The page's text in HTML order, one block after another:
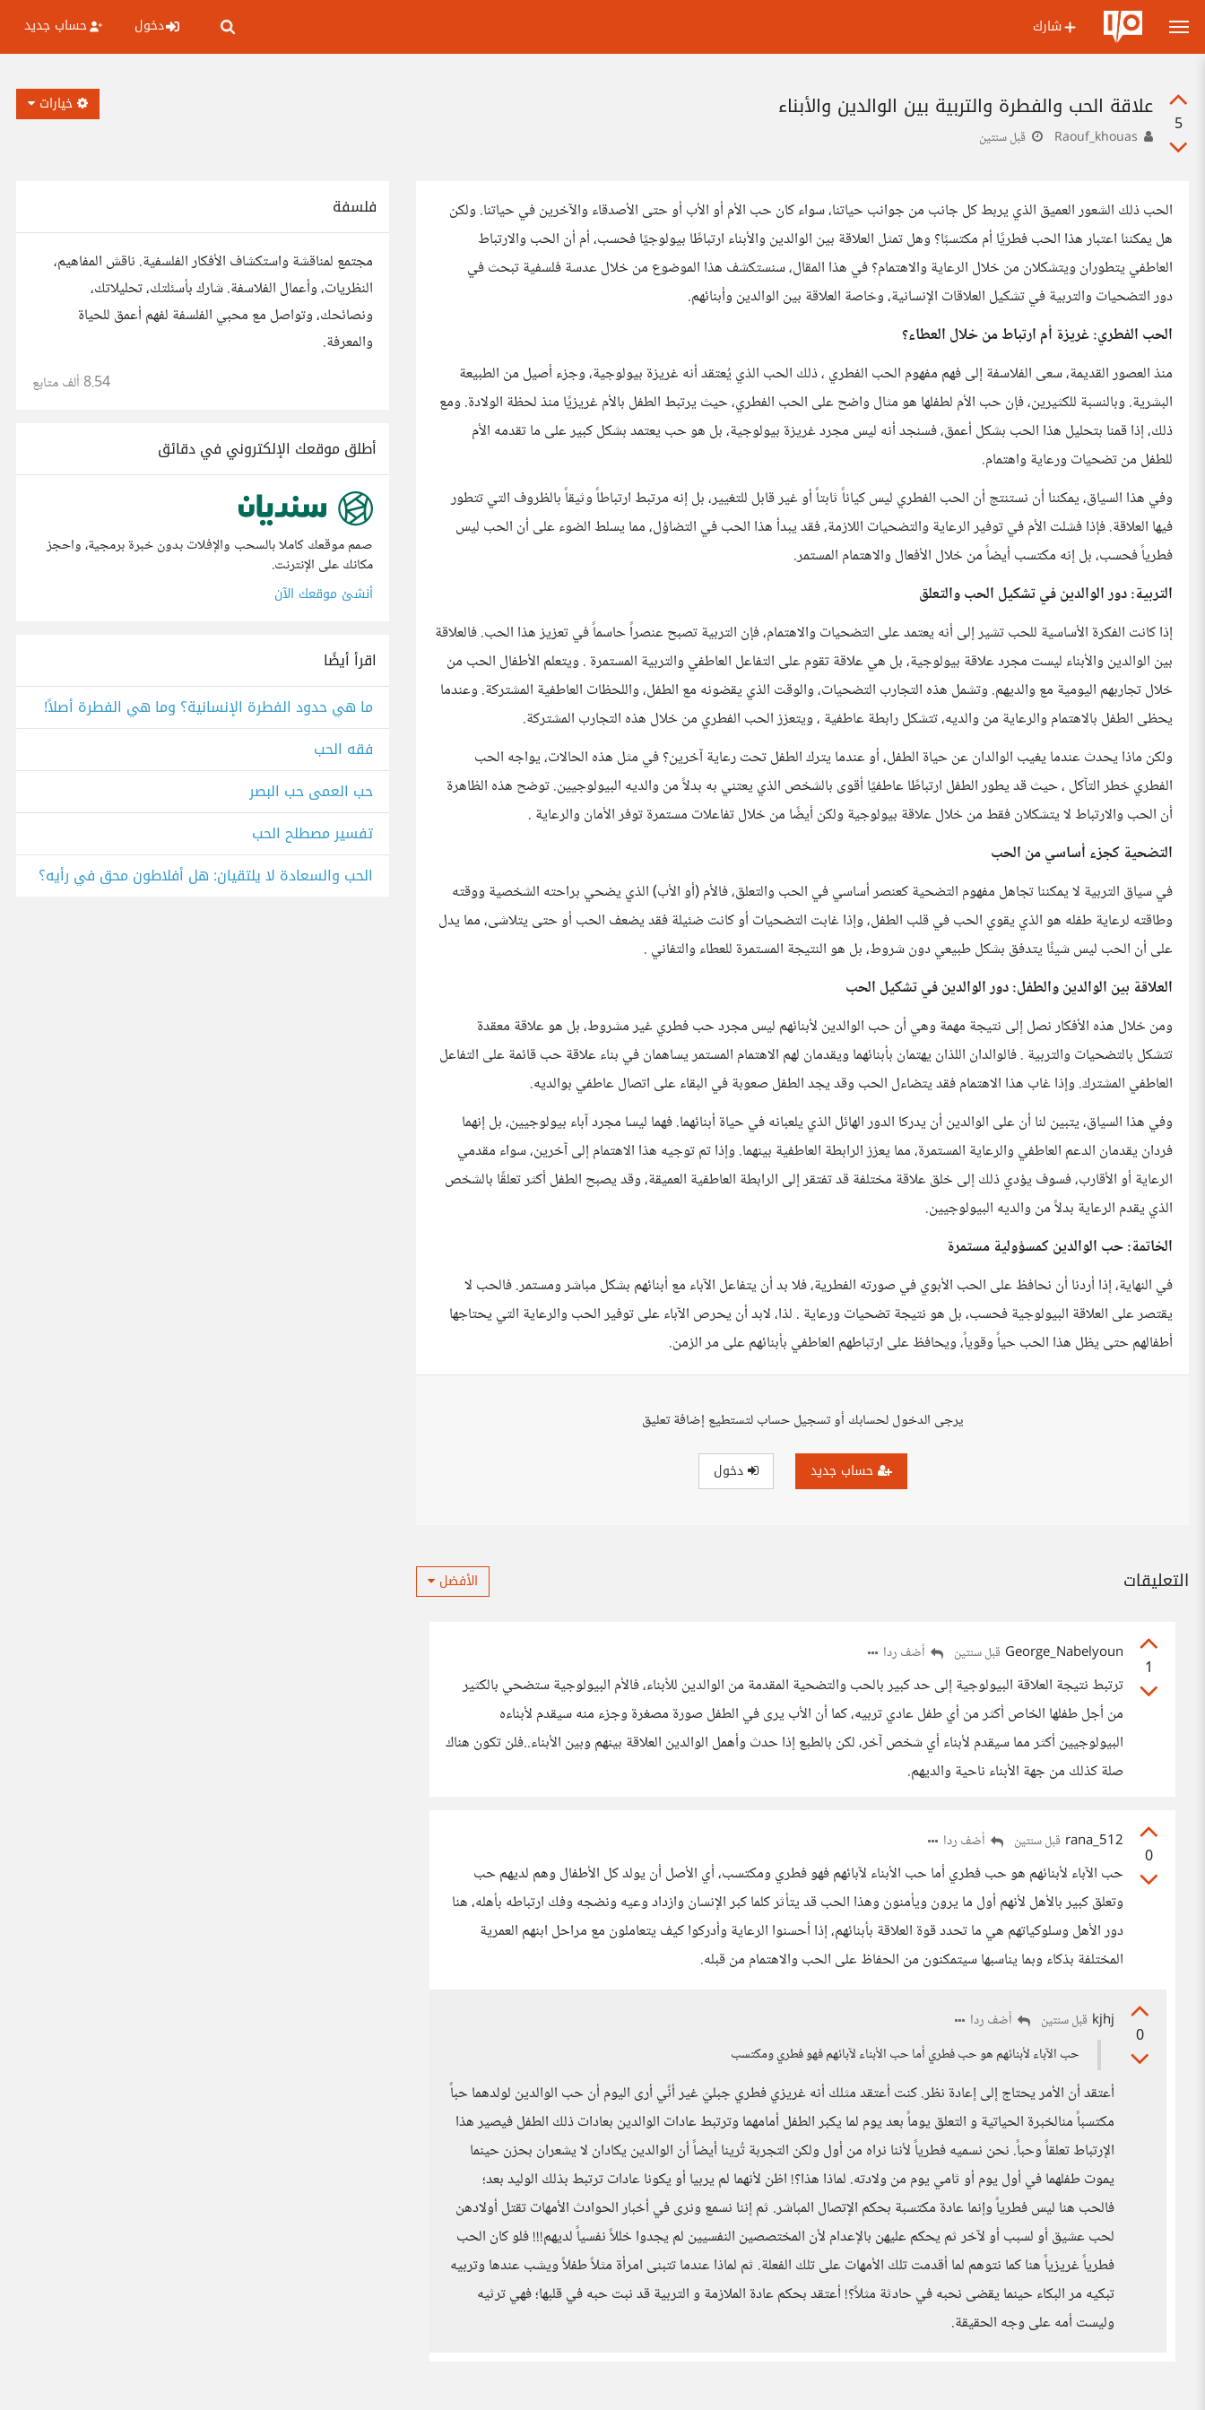
شارك دخول حساب جديد
5
علاقة الحب والفطرة والتربية بين الوالدين والأبناء
قبل سنتين
خيارات
الحب ذلك الشعور العميق الذي يربط كل جانب من جوانب حياتنا، سواء كان حب الأم أو الأب أو حتى الأصدقاء والآخرين في حياتنا. ولكن
هل يمكننا اعتبار هذا الحب فطريًا أم مكتسبًا؟ وهل تمثل العلاقة بين الوالدين والأبناء ارتباطًا بيولوجيًا فحسب، أم أن الحب والارتباط
العاطفي يتطوران ويتشكلان من خلال الرعاية والاهتمام؟ في هذا المقال، سنستكشف هذا الموضوع من خلال عدسة فلسفية تبحث في
دور التضحيات والتربية في تشكيل العلاقات الإنسانية، وخاصة العلاقة بين الوالدين وأبنائهم.
الحب الفطري: غريزة أم ارتباط من خلال العطاء؟
منذ العصور القديمة، سعى الفلاسفة إلى فهم مفهوم الحب الفطري ، ذلك الحب الذي يُعتقد أنه غريزة بيولوجية، وجزء أصيل من الطبيعة
البشرية. وبالنسبة للكثيرين، فإن حب الأم لطفلها هو مثال واضح على الحب الفطري، حيث يرتبط الطفل بالأم غريزيًا منذ لحظة الولادة. ومع
ذلك، إذا قمنا بتحليل هذا الحب بشكل أعمق، فسنجد أنه ليس مجرد غريزة بيولوجية، بل هو حب يعتمد بشكل كبير على ما تقدمه الأم
للطفل من تضحيات ورعاية واهتمام.
وفي هذا السياق، يمكننا أن نستنتج أن الحب الفطري ليس كياناً ثابتاً أو غير قابل للتغيير، بل إنه مرتبط ارتباطاً وثيقاً بالظروف التي تتطور
فيها العلاقة. فإذا فشلت الأم في توفير الرعاية والتضحيات اللازمة، فقد يبدأ هذا الحب في التضاؤل، مما يسلط الضوء على أن الحب ليس
فطرياً فحسب، بل إنه مكتسب أيضاً من خلال الأفعال والاهتمام المستمر.
التربية: دور الوالدين في تشكيل الحب والتعلق
إذا كانت الفكرة الأساسية للحب تشير إلى أنه يعتمد على التضحيات والاهتمام، فإن التربية تصبح عنصراً حاسماً في تعزيز هذا الحب. فالعلاقة
بين الوالدين والأبناء ليست مجرد علاقة بيولوجية، بل هي علاقة تقوم على التفاعل العاطفي والتربية المستمرة . ويتعلم الأطفال الحب من
خلال تجاربهم اليومية مع والديهم. وتشمل هذه التجارب التضحيات، والوقت الذي يقضونه مع الطفل، واللحظات العاطفية المشتركة. وعندما
يحظى الطفل بالاهتمام والرعاية من والديه، تتشكل رابطة عاطفية ، ويتعزز الحب الفطري من خلال هذه التجارب المشتركة.
ولكن ماذا يحدث عندما يغيب الوالدان عن حياة الطفل، أو عندما يترك الطفل تحت رعاية آخرين؟ في مثل هذه الحالات، يواجه الحب
الفطري خطر التآكل ، حيث قد يطور الطفل ارتباطًا عاطفيًا أقوى بالشخص الذي يعتني به بدلاً من والديه البيولوجيين. توضح هذه الظاهرة
أن الحب والارتباط لا يتشكلان فقط من خلال علاقة بيولوجية ولكن أيضًا من خلال تفاعلات مستمرة توفر الأمان والرعاية .
التضحية كجزء أساسي من الحب
في سياق التربية لا يمكننا تجاهل مفهوم التضحية كعنصر أساسي في الحب والتعلق، فالأم (أو الأب) الذي يضحي براحته الشخصية ووقته
وطاقته لرعاية طفله هو الذي يقوي الحب في قلب الطفل، وإذا غابت التضحيات أو كانت ضئيلة فقد يضعف الحب أو حتى يتلاشى، مما يدل
على أن الحب ليس شيئًا يتدفق بشكل طبيعي دون شروط، بل هو النتيجة المستمرة للعطاء والتفاني .
العلاقة بين الوالدين والطفل: دور الوالدين في تشكيل الحب
ومن خلال هذه الأفكار نصل إلى نتيجة مهمة وهي أن حب الوالدين لأبنائهم ليس مجرد حب فطري غير مشروط، بل هو علاقة معقدة
تتشكل بالتضحيات والتربية . فالوالدان اللذان يهتمان بأبنائهما ويقدمان لهم الاهتمام المستمر يساهمان في بناء علاقة حب قائمة على التفاعل
العاطفي المشترك. وإذا غاب هذا الاهتمام فقد يتضاءل الحب وقد يجد الطفل صعوبة في البقاء على اتصال عاطفي بوالديه.
وفي هذا السياق، يتبين لنا أن على الوالدين أن يدركا الدور الهائل الذي يلعبانه في حياة أبنائهما. فهما ليسا مجرد آباء بيولوجيين، بل إنهما
فردان يقدمان الدعم العاطفي والرعاية المستمرة، مما يعزز الرابطة العاطفية بينهما. وإذا تم توجيه هذا الاهتمام إلى آخرين، سواء مقدمي
الرعاية أو الأقارب، فسوف يؤدي ذلك إلى خلق علاقة مختلفة قد تفتقر إلى الرابطة العاطفية العميقة، وقد يصبح الطفل أكثر تعلقًا بالشخص
الذي يقدم الرعاية بدلاً من والديه البيولوجيين.
الخاتمة: حب الوالدين كمسؤولية مستمرة
في النهاية، إذا أردنا أن نحافظ على الحب الأبوي في صورته الفطرية، فلا بد أن يتفاعل الآباء مع أبنائهم بشكل مباشر ومستمر. فالحب لا
يقتصر على العلاقة البيولوجية فحسب، بل هو نتيجة تضحيات ورعاية . لذا، لابد أن يحرص الآباء على توفير الحب والرعاية التي يحتاجها
أطفالهم حتى يظل هذا الحب حياً وقوياً، ويحافظ على ارتباطهم العاطفي بأبنائهم على مر الزمن.
يرجى الدخول لحسابك أو تسجيل حساب لتستطيع إضافة تعليق
حساب جديد دخول
التعليقات الأفضل
1
George_Nabelyoun قبل سنتين أضف ردا
ترتبط نتيجة العلاقة البيولوجية إلى حد كبير بالحب والتضحية المقدمة من الوالدين للأبناء، فالأم البيولوجية ستضحي بالكثير
من أجل طفلها الخاص أكثر من أي طفل عادي تربيه، كما أن الأب يرى في الطفل صورة مصغرة وجزء منه سيقدم لأبناءه
البيولوجيين أكثر مما سيقدم لأبناء أي شخص آخر، لكن بالطبع إذا حدث وأهمل الوالدين العلاقة بينهم وبين الأبناء..فلن تكون هناك
صلة كذلك من جهة الأبناء ناحية والديهم.
0
rana_512 قبل سنتين أضف ردا
حب الآباء لأبنائهم هو حب فطري أما حب الأبناء لآبائهم فهو فطري ومكتسب، أي الأصل أن يولد كل الأطفال وهم لديهم حب
وتعلق كبير بالأهل لأنهم أول ما يرون ويأمنون وهذا الحب قد يتأثر كلما كبر الإنسان وازداد وعيه ونضجه وفك ارتباطه بأهله، هنا
دور الأهل وسلوكياتهم هي ما تحدد قوة العلاقة بأبنائهم، إذا أحسنوا الرعاية وأدركوا كيف يتعاملون مع مراحل ابنهم العمرية
المختلفة بذكاء وبما يناسبها سيتمكنون من الحفاظ على الحب والاهتمام من قبله.
0
kjhj قبل سنتين
أضف ردا
حب الآباء لأبنائهم هو حب فطري أما حب الأبناء لآبائهم فهو فطري ومكتسب
أعتقد أن الأمر يحتاج إلى إعادة نظر. كنت أعتقد مثلك أنه غريزي فطري جبليَ غير أنًي أرى اليوم أن حب الوالدين لولدهما حباً
مكتسباً منالخبرة الحياتية و التعلق يوماً بعد يوم لما يكبر الطفل أمامهما وترتبط عادات الوالدين بعادات ذلك الطفل فيصير هذا
الإرتباط تعلقاً وحباً. نحن نسميه فطرياً لأننا نراه من أول ولكن التجربة تُرينا أيضاً أن الوالدين يكادان لا يشعران بحزن حينما
يموت طفلهما في أول يوم أو ثامي يوم من ولادته. لماذا هذا؟! اظن لأنهما لم يربيا أو يكونا عادات ترتبط بذلك الوليد بعد؛
فالحب هنا ليس فطرياً وإنما عادة مكتسبة بحكم الإتصال المباشر. ثم إننا نسمع ونرى في أخبار الحوادث الأمهات تقتل أولادهن
لحب عشيق أو لسبب أو لآخر ثم يحكم عليهن بالإعدام لأن المختصصين النفسيين لم يجدوا خللاً نفسياً لديهم!!! فلو كان الحب
فطرياً غريزياً هنا كما نتوهم لما أقدمت تلك الأمهات على تلك الفعلة. ثم لماذا عندما تتبنى امرأة مثلاً طفلاً ويشب عندها وتربيه
تبكيه مر البكاء حينما يقضى نحبه في حادثة مثلاً؟! أعتقد بحكم عادة الملازمة و التربية قد نبت حبه في قلبها؛ فهي ترثيه
وليست أمه على وجه الحقيقة.
فلسفة
مجتمع لمناقشة واستكشاف الأفكار الفلسفية. ناقش المفاهيم،
النظريات، وأعمال الفلاسفة. شارك بأسئلتك، تحليلاتك،
ونصائحك، وتواصل مع محبي الفلسفة لفهم أعمق للحياة
والمعرفة.
8.54 ألف متابع
أطلق موقعك الإلكتروني في دقائق
صمم موقعك كاملا بالسحب والإفلات بدون خبرة برمجية، واحجز
مكانك على الإنترنت.
أنشئ موقعك الآن
اقرأ أيضًا
ما هي حدود الفطرة الإنسانية؟ وما هي الفطرة أصلاً!
فقه الحب
حب العمى حب البصر
تفسير مصطلح الحب
الحب والسعادة لا يلتقيان: هل أفلاطون محق في رأيه؟